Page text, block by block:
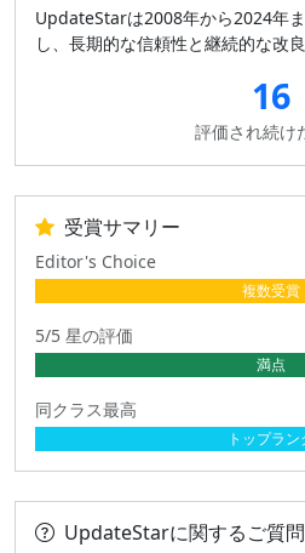
UpdateStarは2008年から2024年
し、長期的な信頼性と継続的な改
16
評価され続け
受賞サマリー
Editor's Choice
複数受賞
5/5 星の評価
満点
同クラス最高
トップラン
UpdateStarに関するご質